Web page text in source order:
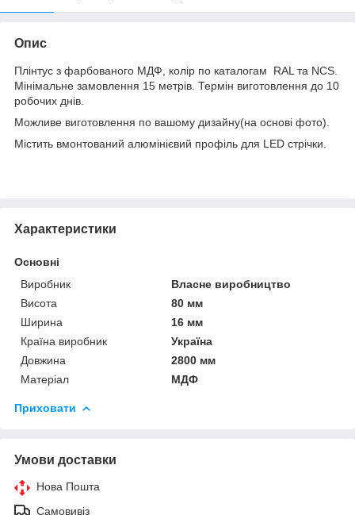
Опис
Плінтус з фарбованого МДФ, колір по каталогам RAL та NCS.
Мінімальне замовлення 15 метрів. Термін виготовлення до 10
робочих днів.
Можливе виготовлення по вашому дизайну(на основі фото).
Містить вмонтований алюмінієвий профіль для LED стрічки.
Характеристики
Основні
Виробник
Власне виробництво
Висота
80 мм
Ширина
16 мм
Країна виробник
Україна
Довжина
2800 мм
Матеріал
МДФ
Приховати
Умови доставки
Нова Пошта
Самовивіз